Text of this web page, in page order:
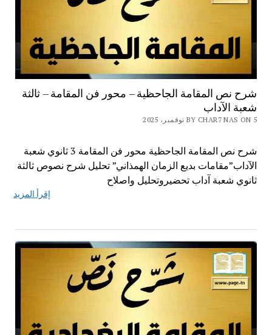
شرح نص المقامة الجاحظية – محور فن المقامة – ثالثة
شعبة الآداب
BY CHAR7 NAS ON 5 نوفمبر، 2025
شرح نص المقامة الجاحظية محور فن المقامة 3 ثانوي شعبة
الآداب”مقامات بديع الزمان الهمذاني” تحليل شرح نصوص ثالثة
ثانوي شعبة آداب تحضيروتحليل واصلاح
إقرأ المزيد